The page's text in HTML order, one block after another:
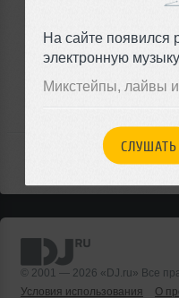
На сайте появился
электронную
Микстейпы, лайвы
СЛУШАТЬ
© 2001 — 2026 «DJ.ru» Все
Условия использования
О